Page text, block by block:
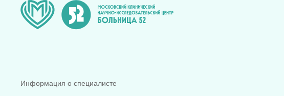
Информация о специалисте